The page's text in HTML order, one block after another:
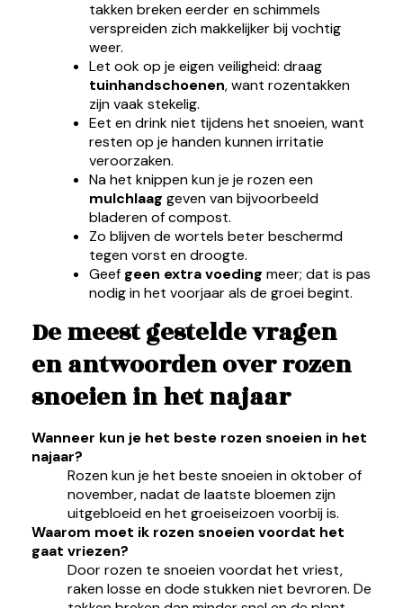
takken breken eerder en schimmels
verspreiden zich makkelijker bij vochtig
weer.
Let ook op je eigen veiligheid: draag
tuinhandschoenen, want rozentakken
zijn vaak stekelig.
Eet en drink niet tijdens het snoeien, want
resten op je handen kunnen irritatie
veroorzaken.
Na het knippen kun je je rozen een
mulchlaag geven van bijvoorbeeld
bladeren of compost.
Zo blijven de wortels beter beschermd
tegen vorst en droogte.
Geef geen extra voeding meer; dat is pas
nodig in het voorjaar als de groei begint.
De meest gestelde vragen
en antwoorden over rozen
snoeien in het najaar
Wanneer kun je het beste rozen snoeien in het
najaar?
Rozen kun je het beste snoeien in oktober of
november, nadat de laatste bloemen zijn
uitgebloeid en het groeiseizoen voorbij is.
Waarom moet ik rozen snoeien voordat het
gaat vriezen?
Door rozen te snoeien voordat het vriest,
raken losse en dode stukken niet bevroren. De